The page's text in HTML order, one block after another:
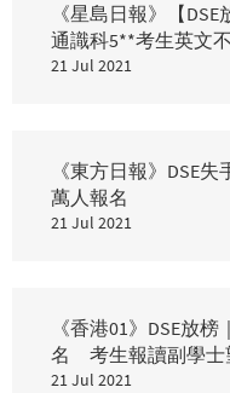
《星島日報》【
通識科5**考生英文
21 Jul 2021
《東方日報》DSE
萬人報名
21 Jul 2021
《香港01》DSE放
名 考生報讀副學士
21 Jul 2021